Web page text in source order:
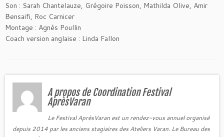
Son : Sarah Chantelauze, Grégoire Poisson, Mathilda Olive, Amir
Bensaifi, Roc Carnicer
Montage : Agnès Poullin
Coach version anglaise : Linda Fallon
A propos de Coordination Festival
AprèsVaran
Le Festival AprèsVaran est un rendez-vous annuel organisé
depuis 2014 par les anciens stagiaires des Ateliers Varan. Le Bureau des